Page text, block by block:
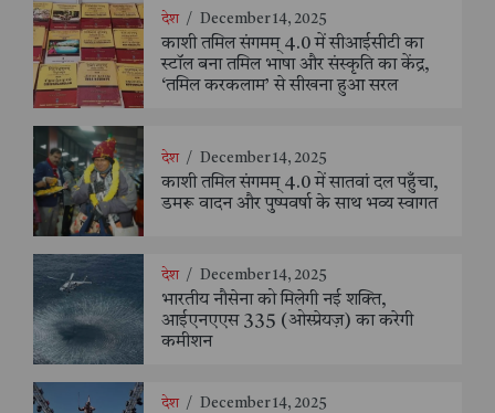
देश / December 14, 2025
काशी तमिल संगमम् 4.0 में सीआईसीटी का
स्टॉल बना तमिल भाषा और संस्कृति का केंद्र,
‘तमिल करकलाम’ से सीखना हुआ सरल
देश / December 14, 2025
काशी तमिल संगमम् 4.0 में सातवां दल पहुँचा,
डमरू वादन और पुष्पवर्षा के साथ भव्य स्वागत
देश / December 14, 2025
भारतीय नौसेना को मिलेगी नई शक्ति,
आईएनएएस 335 (ओस्प्रेयज़) का करेगी
कमीशन
देश / December 14, 2025